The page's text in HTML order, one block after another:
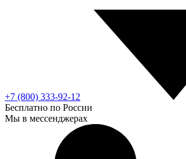
+7 (800) 333-92-12
Бесплатно по России
Мы в мессенджерах